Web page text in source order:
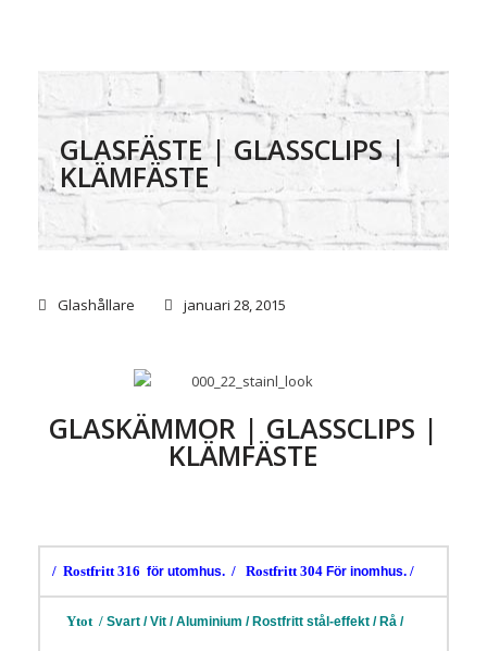
GLASFÄSTE | GLASSCLIPS |
KLÄMFÄSTE
Glashållare januari 28, 2015
GLASKÄMMOR | GLASSCLIPS |
KLÄMFÄSTE
/ Rostfritt 316 för utomhus. / Rostfritt 304 För inomhus. /
Ytot / Svart / Vit / Aluminium / Rostfritt stål-effekt / Rå /